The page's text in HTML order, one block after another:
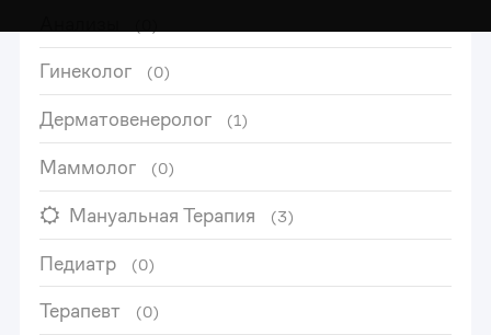
Гинеколог (0)
Дерматовенеролог (1)
Маммолог (0)
Мануальная Терапия (3)
Педиатр (0)
Терапевт (0)